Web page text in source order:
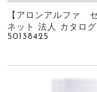
【アロンアルファ
ネット 法人 カタロ
50138425